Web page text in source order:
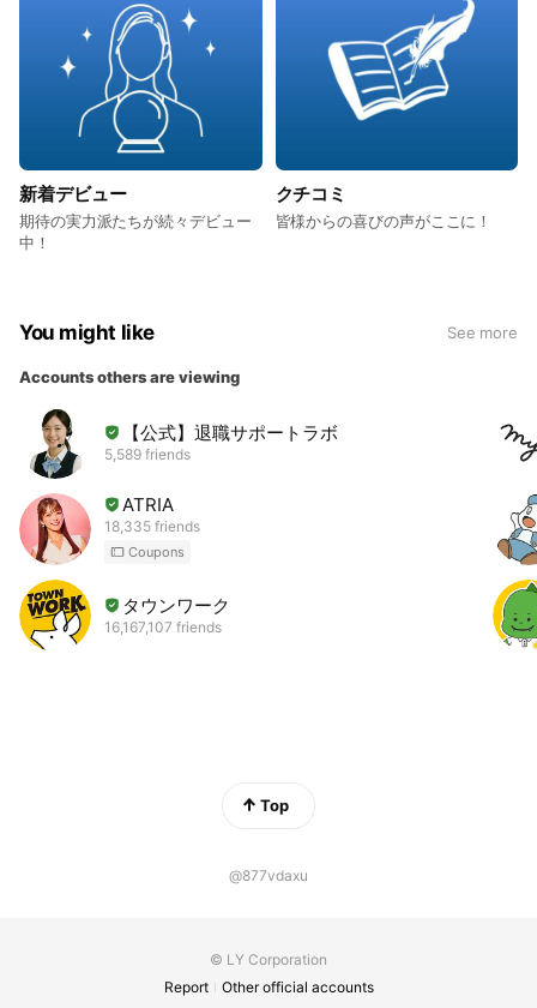
新着デビュー
期待の実力派たちが続々デビュー
中！
クチコミ
皆様からの喜びの声がここに！
You might like See more
Accounts others are viewing
【公式】退職サポートラボ
5,589 friends
ATRIA
18,335 friends
Coupons
タウンワーク
16,167,107 friends
Top
@877vdaxu
© LY Corporation
Report
Other official accounts